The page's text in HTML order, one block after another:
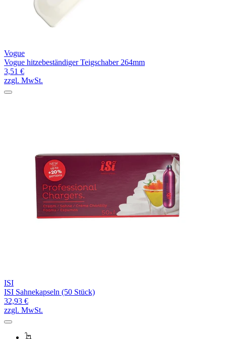
Vogue
Vogue hitzebeständiger Teigschaber 264mm
3,51 €
zzgl. MwSt.
ISI
ISI Sahnekapseln (50 Stück)
32,93 €
zzgl. MwSt.